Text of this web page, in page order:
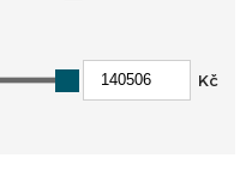
Kč